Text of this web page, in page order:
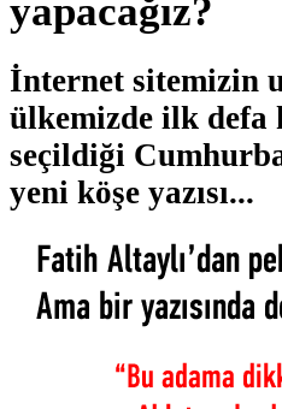
yapacağız?
İnternet sitemizin
ülkemizde ilk defa
seçildiği
yeni köşe yazısı...